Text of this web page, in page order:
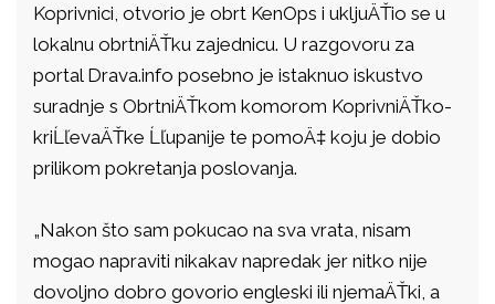
Koprivnici, otvorio je obrt KenOps i ukljuÄŤio se u
lokalnu obrtniÄŤku zajednicu. U razgovoru za
portal Drava.info posebno je istaknuo iskustvo
suradnje s ObrtniÄŤkom komorom KoprivniÄŤko-
kriĹľevaÄŤke Ĺľupanije te pomoÄ‡ koju je dobio
prilikom pokretanja poslovanja.
„Nakon što sam pokucao na sva vrata, nisam
mogao napraviti nikakav napredak jer nitko nije
dovoljno dobro govorio engleski ili njemaÄŤki, a